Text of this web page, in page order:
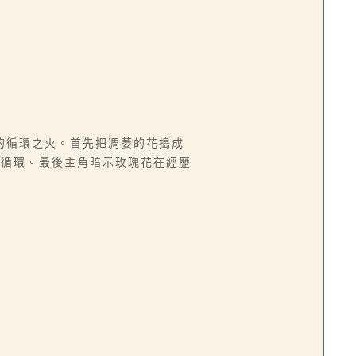
環之火。首先把凋萎的花搗成
環。最後主角暗示玫瑰花在經歷